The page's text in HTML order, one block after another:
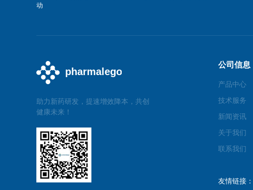
动
助力新药研发，提速增效降本，共创
健康未来！
公司信息
产品中心
技术服务
新闻资讯
关于我们
联系我们
友情链接：